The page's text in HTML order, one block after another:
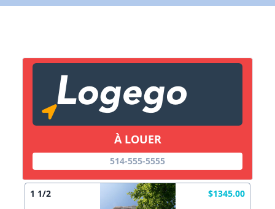
À LOUER
514-555-5555
1 1/2 $1345.00
Lien vers inscription (sera inclus dans courriel)
Copier lien
X Fermer
X Fermer